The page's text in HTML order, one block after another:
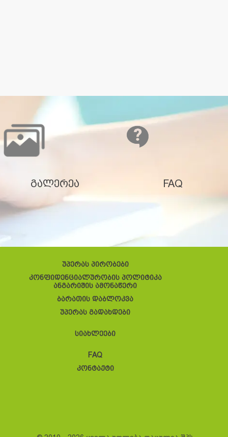
გალერეა FAQ
უპერას პირობები
კონფიდენციალურობის პოლიტიკა
ანგარიშის ამონაწერი
ბარათის დაბლოკვა
უპერას გადახდები
სიახლეები
FAQ
კონტაქტი